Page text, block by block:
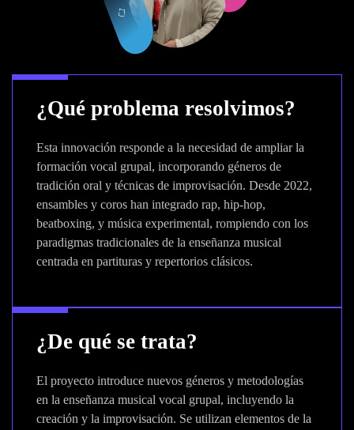
¿Qué problema resolvimos?
Esta innovación responde a la necesidad de ampliar la
formación vocal grupal, incorporando géneros de
tradición oral y técnicas de improvisación. Desde 2022,
ensambles y coros han integrado rap, hip-hop,
beatboxing, y música experimental, rompiendo con los
paradigmas tradicionales de la enseñanza musical
centrada en partituras y repertorios clásicos.
¿De qué se trata?
El proyecto introduce nuevos géneros y metodologías
en la enseñanza musical vocal grupal, incluyendo la
creación y la improvisación. Se utilizan elementos de la